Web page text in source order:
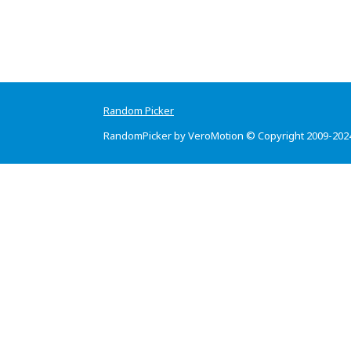
Random Picker
RandomPicker by VeroMotion © Copyright 2009-